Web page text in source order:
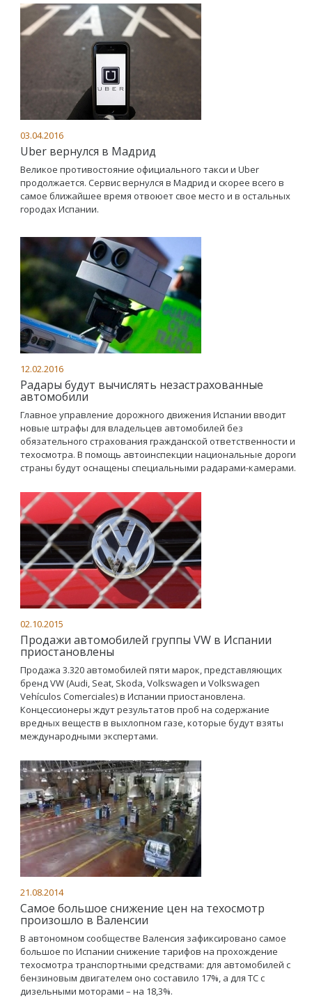
03.04.2016
Uber вернулся в Мадрид
Великое противостояние официального такси и Uber
продолжается. Сервис вернулся в Мадрид и скорее всего в
самое ближайшее время отвоюет свое место и в остальных
городах Испании.
12.02.2016
Радары будут вычислять незастрахованные
автомобили
Главное управление дорожного движения Испании вводит
новые штрафы для владельцев автомобилей без
обязательного страхования гражданской ответственности и
техосмотра. В помощь автоинспекции национальные дороги
страны будут оснащены специальными радарами-камерами.
02.10.2015
Продажи автомобилей группы VW в Испании
приостановлены
Продажа 3.320 автомобилей пяти марок, представляющих
бренд VW (Audi, Seat, Skoda, Volkswagen и Volkswagen
Vehículos Comerciales) в Испании приостановлена.
Концессионеры ждут результатов проб на содержание
вредных веществ в выхлопном газе, которые будут взяты
международными экспертами.
21.08.2014
Самое большое снижение цен на техосмотр
произошло в Валенсии
В автономном сообществе Валенсия зафиксировано самое
большое по Испании снижение тарифов на прохождение
техосмотра транспортными средствами: для автомобилей с
бензиновым двигателем оно составило 17%, а для ТС с
дизельными моторами – на 18,3%.